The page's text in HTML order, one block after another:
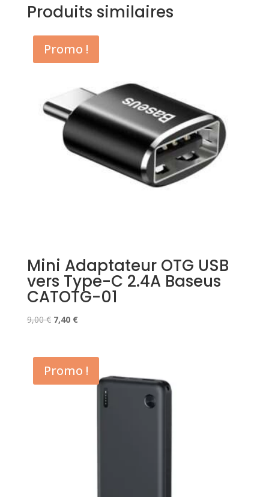
Produits similaires
Promo !
Mini Adaptateur OTG USB
vers Type-C 2.4A Baseus
CATOTG-01
9,00€ Le
était :
9,00 €.
7,40 €Le
est :
7,40 €.
Promo !